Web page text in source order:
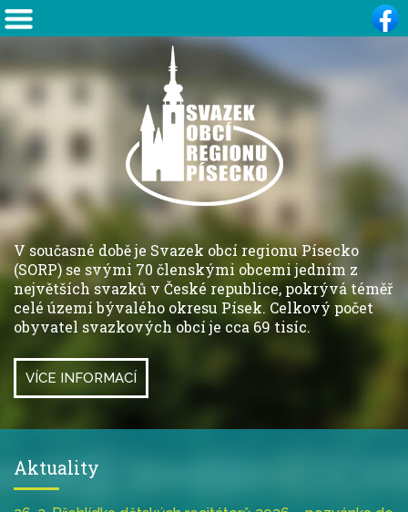
V současné době je Svazek obcí regionu Písecko
(SORP) se svými 70 členskými obcemi jedním z
největších svazků v České republice, pokrývá téměř
celé území bývalého okresu Písek. Celkový počet
obyvatel svazkových obcí je cca 69 tisíc.
VÍCE INFORMACÍ
Aktuality